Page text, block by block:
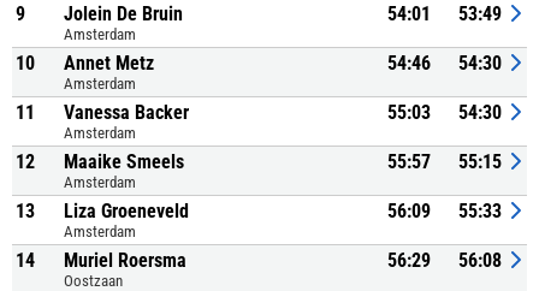
9 Jolein De Bruin
Amsterdam
54:01 53:49
10 Annet Metz
Amsterdam
54:46 54:30
11 Vanessa Backer
Amsterdam
55:03 54:30
12 Maaike Smeels
Amsterdam
55:57 55:15
13 Liza Groeneveld
Amsterdam
56:09 55:33
14 Muriel Roersma
Oostzaan
56:29 56:08